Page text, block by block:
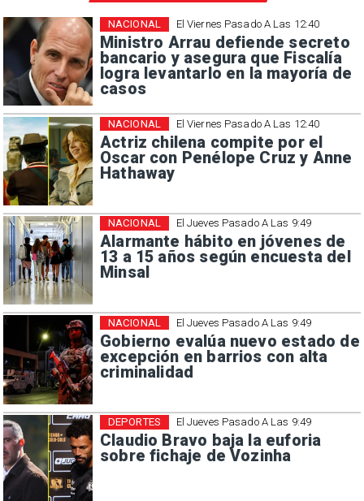
El Viernes Pasado A Las 12:40
Ministro Arrau defiende secreto
bancario y asegura que Fiscalía
logra levantarlo en la mayoría de
casos
NACIONAL
El Viernes Pasado A Las 12:40
Actriz chilena compite por el
Oscar con Penélope Cruz y Anne
Hathaway
NACIONAL
El Jueves Pasado A Las 9:49
Alarmante hábito en jóvenes de
13 a 15 años según encuesta del
Minsal
NACIONAL
El Jueves Pasado A Las 9:49
Gobierno evalúa nuevo estado de
excepción en barrios con alta
criminalidad
NACIONAL
El Jueves Pasado A Las 9:49
Claudio Bravo baja la euforia
sobre fichaje de Vozinha
DEPORTES